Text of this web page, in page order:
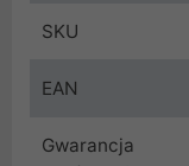
SKU
EAN
Gwarancja